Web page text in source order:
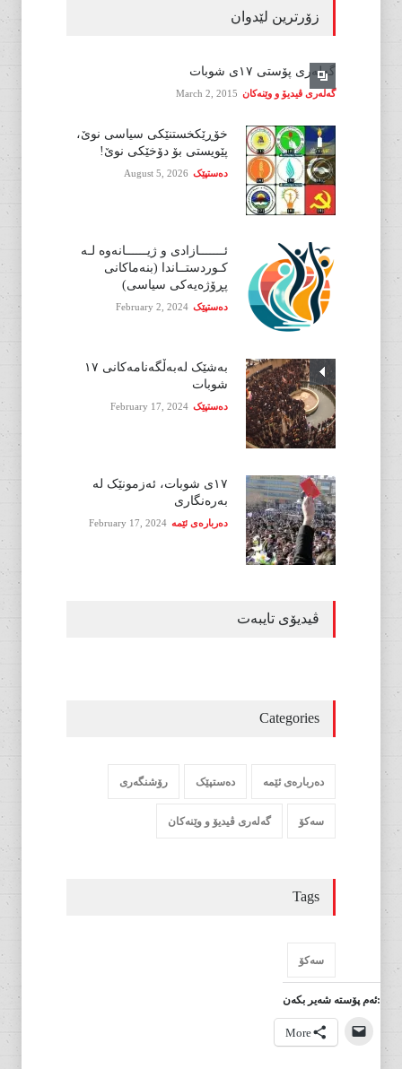
زۆرترین لێدوان
گەلەری پۆستی ١٧ی شوبات
گەلەری ڤیدیۆ و وێنەکان March 2, 2015
خۆڕێکخستنێکی سیاسی نوێ،
پێویستی بۆ دۆخێکی نوێ!
دەستپێک August 5, 2026
ئـــــــازادی و ژیــــــانەوە لـە
کـوردستــاندا (بنەماکانی
پڕۆژەیەکی سیاسی)
دەستپێک February 2, 2024
بەشێک لەبەڵگەنامەکانی ١٧
شوبات
دەستپێک February 17, 2024
١٧ی شوبات، ئەزمونێک لە
بەرەنگاری
دەربارەی ئێمە February 17, 2024
ڤیدیۆی تایبەت
Categories
دەربارەی ئێمە دەستپێک رۆشنگەری
سەکۆ گەلەری ڤیدیۆ و وێنەکان
Tags
سەکۆ
:ئەم پۆستە شەیر بکەن
More